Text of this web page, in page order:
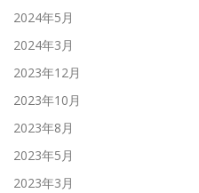
2024年5月
2024年3月
2023年12月
2023年10月
2023年8月
2023年5月
2023年3月